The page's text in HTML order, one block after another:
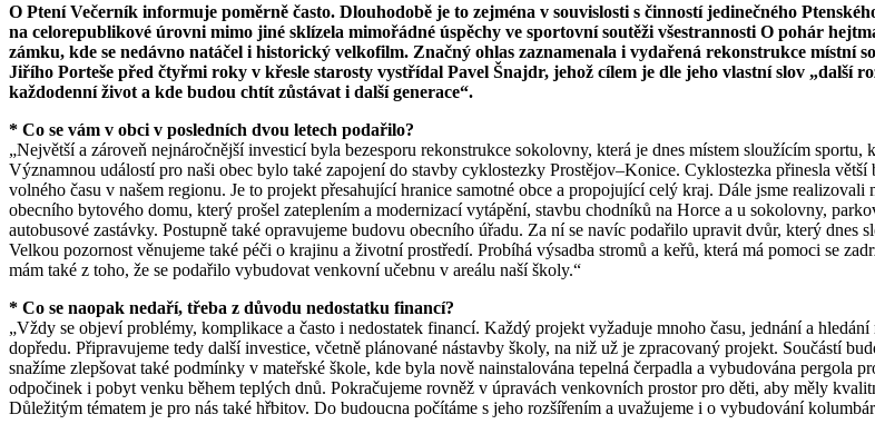
O Ptení Večerník informuje poměrně často. Dlouhodobě je to zejména v souvislosti s činností jedinečného
na celorepublikové úrovni mimo jiné sklízela mimořádné úspěchy ve sportovní soutěži všestrannosti O pohár
zámku, kde se nedávno natáčel i historický velkofilm. Značný ohlas zaznamenala i vydařená rekonstrukce místní
Jiřího Porteše před čtyřmi roky v křesle starosty vystřídal Pavel Šnajdr, jehož cílem je dle jeho vlastní slov „další
každodenní život a kde budou chtít zůstávat i další generace“.
* Co se vám v obci v posledních dvou letech podařilo?
„Největší a zároveň nejnáročnější investicí byla bezesporu rekonstrukce sokolovny, která je dnes místem sloužícím
Významnou událostí pro naši obec bylo také zapojení do stavby cyklostezky Prostějov–Konice. Cyklostezka přinesla
volného času v našem regionu. Je to projekt přesahující hranice samotné obce a propojující celý kraj. Dále jsme
obecního bytového domu, který prošel zateplením a modernizací vytápění, stavbu chodníků na Horce a u sokolovny,
autobusové zastávky. Postupně také opravujeme budovu obecního úřadu. Za ní se navíc podařilo upravit dvůr, který dnes
Velkou pozornost věnujeme také péči o krajinu a životní prostředí. Probíhá výsadba stromů a keřů, která má pomoci se
mám také z toho, že se podařilo vybudovat venkovní učebnu v areálu naší školy.“
* Co se naopak nedaří, třeba z důvodu nedostatku financí?
„Vždy se objeví problémy, komplikace a často i nedostatek financí. Každý projekt vyžaduje mnoho času, jednání a
dopředu. Připravujeme tedy další investice, včetně plánované nástavby školy, na niž už je zpracovaný projekt. Součástí
snažíme zlepšovat také podmínky v mateřské škole, kde byla nově nainstalována tepelná čerpadla a vybudována
odpočinek i pobyt venku během teplých dnů. Pokračujeme rovněž v úpravách venkovních prostor pro děti, aby měly
Důležitým tématem je pro nás také hřbitov. Do budoucna počítáme s jeho rozšířením a uvažujeme i o vybudování